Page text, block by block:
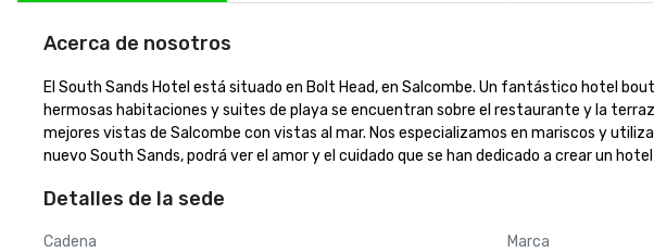
Acerca de nosotros
El South Sands Hotel está situado en Bolt Head, en Salcombe. Un fantástico hotel
hermosas habitaciones y suites de playa se encuentran sobre el restaurante y la
mejores vistas de Salcombe con vistas al mar. Nos especializamos en mariscos y
nuevo South Sands, podrá ver el amor y el cuidado que se han dedicado a crear un
Detalles de la sede
Cadena
Marca